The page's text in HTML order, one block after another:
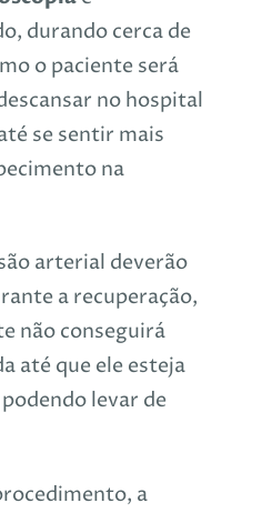
durando cerca de
o paciente será
no hospital
se sentir mais
na
arterial deverão
a recuperação,
não conseguirá
até que ele esteja
levar de
a